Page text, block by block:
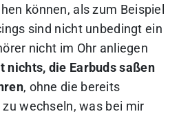
können, als zum Beispiel
sind nicht unbedingt ein
nicht im Ohr anliegen
nichts, die Earbuds saßen
, ohne die bereits
wechseln, was bei mir